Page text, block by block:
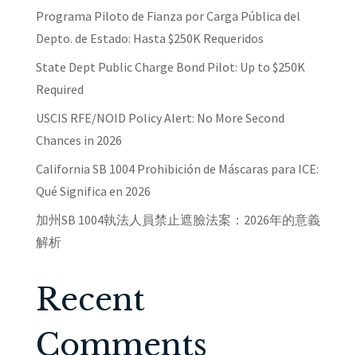
Programa Piloto de Fianza por Carga Pública del
Depto. de Estado: Hasta $250K Requeridos
State Dept Public Charge Bond Pilot: Up to $250K
Required
USCIS RFE/NOID Policy Alert: No More Second
Chances in 2026
California SB 1004 Prohibición de Máscaras para ICE:
Qué Significa en 2026
加州SB 1004執法人員禁止遮臉法案：2026年的意義
解析
Recent
Comments